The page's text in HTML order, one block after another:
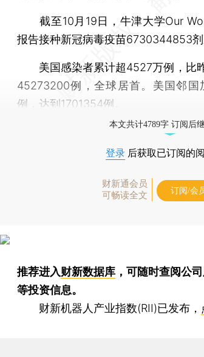
截至10月19日，牛津大学Our
报告接种新冠病毒疫苗6730344853剂
美国感染者累计超4527万例，比
45273200例，全球居首。美国邻国
例，达到1701354例。
本文共计4789字 订阅后
登录 后获取已订阅的
财新通会员
可畅读全文
订阅/会
推荐进入财新数据库 ，可随时查阅公
等投资信息。
财新机器人产业指数(RII)已发布，